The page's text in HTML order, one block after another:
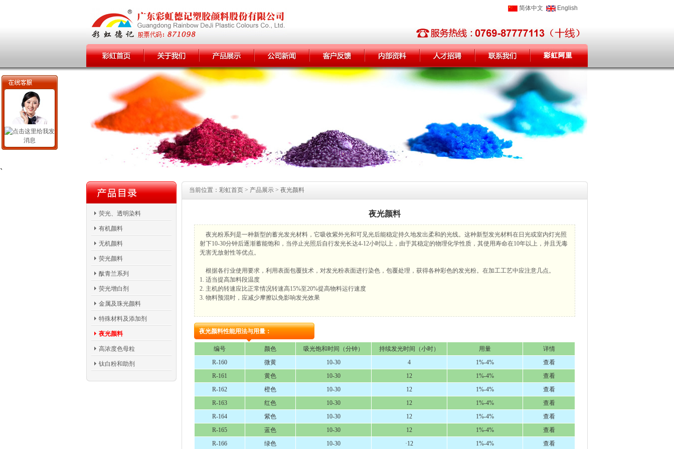
简体中文 English
`
荧光、透明染料
有机颜料
无机颜料
荧光颜料
酞青兰系列
荧光增白剂
金属及珠光颜料
特殊材料及添加剂
夜光颜料
高浓度色母粒
钛白粉和助剂
当前位置： 彩虹首页 > 产品展示 > 夜光颜料
夜光颜料
夜光粉系列是一种新型的蓄光发光材料，它吸收紫外光和可见光后能稳定持久地发出柔和的光线。这种新型发光材料在日光或室内灯光照
射下10-30分钟后逐渐蓄能饱和，当停止光照后自行发光长达4-12小时以上，由于其稳定的物理化学性质，其使用寿命在10年以上，并且无毒
无害无放射性等优点。
根据各行业使用要求，利用表面包覆技术，对发光粉表面进行染色，包覆处理，获得各种彩色的发光粉。在加工工艺中应注意几点。
1. 适当提高加料段温度
2. 主机的转速应比正常情况转速高15%至20%提高物料运行速度
3. 物料预混时，应减少摩擦以免影响发光效果
夜光颜料性能用法与用量：
编号 颜色 吸光饱和时间（分钟） 持续发光时间（小时） 用量
详情
R-160
微黄 10-30 4 1%-4%
查看
R-161
黄色 10-30 12 1%-4%
查看
R-162
橙色 10-30 12 1%-4%
查看
R-163
红色 10-30 12 1%-4%
查看
R-164
紫色 10-30 12 1%-4%
查看
R-165
蓝色 10-30 12 1%-4%
查看
R-166
绿色 10-30 ·12 1%-4% 查看